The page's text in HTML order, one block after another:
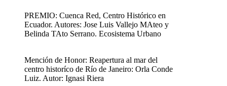
PREMIO: Cuenca Red, Centro Histórico en
Ecuador. Autores: Jose Luis Vallejo MAteo y
Belinda TAto Serrano. Ecosistema Urbano
Mención de Honor: Reapertura al mar del
centro historíco de Río de Janeiro: Orla Conde
Luiz. Autor: Ignasi Riera